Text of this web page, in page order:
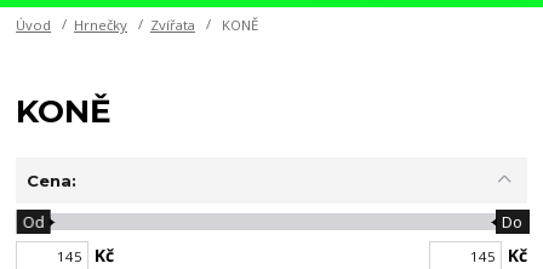
Úvod Hrnečky Zvířata KONĚ
KONĚ
Cena:
Kč
Od Do
Kč